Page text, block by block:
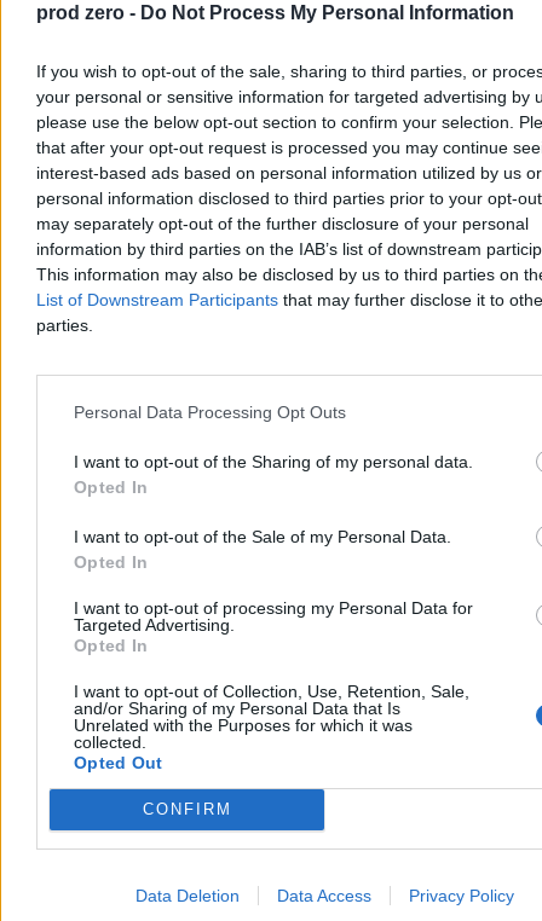
prod zero - Do Not Process My Personal Information
If you wish to opt-out of the sale, sharing to third parties, or
your personal or sensitive information for targeted advertising by
please use the below opt-out section to confirm your selection.
that after your opt-out request is processed you may continue
interest-based ads based on personal information utilized by us or
personal information disclosed to third parties prior to your opt-
may separately opt-out of the further disclosure of your personal
information by third parties on the IAB’s list of downstream
This information may also be disclosed by us to third parties on
List of Downstream Participants that may further disclose it to
parties.
Personal Data Processing Opt Outs
I want to opt-out of the Sharing of my personal data.
Opted In
I want to opt-out of the Sale of my Personal Data.
Opted In
I want to opt-out of processing my Personal Data for
Targeted Advertising.
Opted In
I want to opt-out of Collection, Use, Retention, Sale,
and/or Sharing of my Personal Data that Is
Unrelated with the Purposes for which it was
collected.
Opted Out
CONFIRM
Data Deletion Data Access Privacy Policy
Między podatkowymi obietnicami a okiem
Brukseli. Gra o budżet ruszyła
Przed ministrem finansów karkołomne zadanie. Nadchodzą wybory
i to właśnie polityka będzie dyktować warunki przy układaniu
budżetu państwa na przyszły rok. Andrzej Domański wie, że musi
coś wykombinować, bo jego obóz będzie rozliczany z obietnic
dotyczących korzystnych zmian dla podatników. Ale przecież sam
zobowiązał się wobec Brukseli, że kwota wolna i progi podatkowe
pozostaną bez zmian – są na to „kwity”.
Katarzyna Dybińska
Dzisiaj 14:48
Biznes
motorem napędowym UE